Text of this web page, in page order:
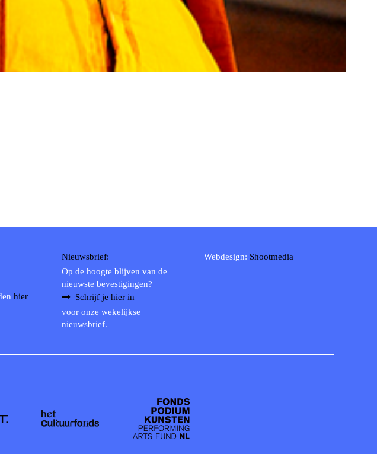
hier
Nieuwsbrief:
Op de hoogte blijven van de
nieuwste bevestigingen?
Schrijf je hier in
voor onze wekelijkse
nieuwsbrief.
Webdesign: Shootmedia